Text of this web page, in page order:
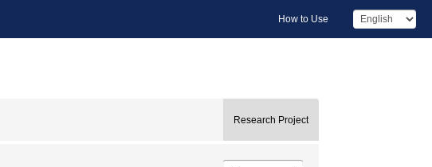
How to Use
Research Project